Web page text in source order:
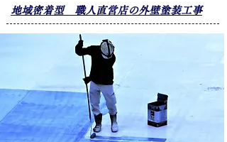
​地域密着型 職人直営店の外壁塗装工事